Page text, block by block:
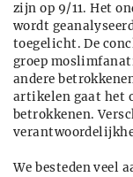
zijn op 9/11. Het
wordt
toegelicht. De
groep
andere
artikelen gaat het
betrokkenen.
We besteden veel